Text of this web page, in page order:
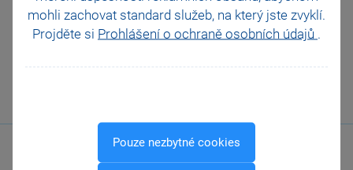
mohli zachovat standard služeb, na který jste zvyklí.
Projděte si Prohlášení o ochraně osobních údajů .
Pouze nezbytné cookies
Pomohla Vám tato
odpověď?
Ano